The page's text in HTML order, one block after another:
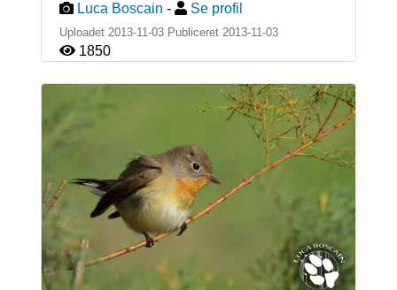
Luca Boscain - Se profil
Uploadet 2013-11-03 Publiceret 2013-11-03
1850